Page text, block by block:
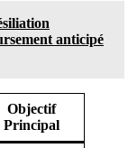
anticipé
Objectif
Principal